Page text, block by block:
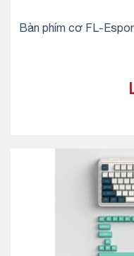
Bàn phím cơ FL-